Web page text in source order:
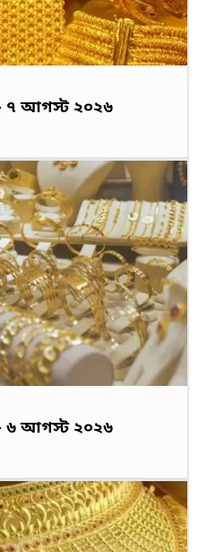
৭ আগস্ট ২০২৬
৬ আগস্ট ২০২৬